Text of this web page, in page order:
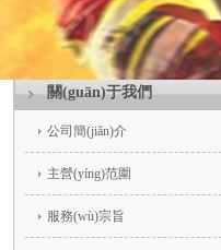
關(guān)于我們
公司簡(jiǎn)介
主營(yíng)范圍
服務(wù)宗旨